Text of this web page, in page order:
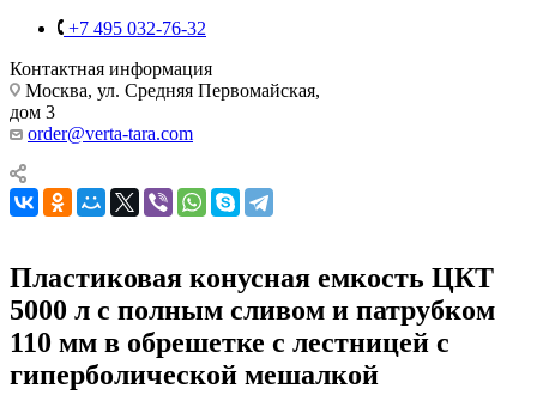
+7 495 032-76-32
Контактная информация
Москва, ул. Средняя Первомайская,
дом 3
order@verta-tara.com
Пластиковая конусная емкость ЦКТ
5000 л с полным сливом и патрубком
110 мм в обрешетке с лестницей с
гиперболической мешалкой